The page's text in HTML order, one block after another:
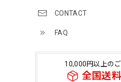
CONTACT
FAQ
10,000円以上の
全国送